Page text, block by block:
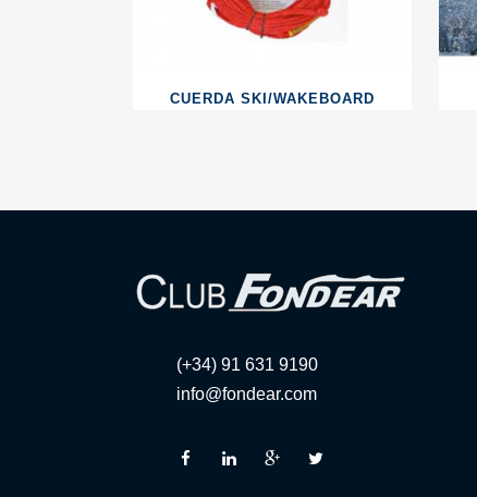
CUERDA SKI/WAKEBOARD
(+34) 91 631 9190
info@fondear.com